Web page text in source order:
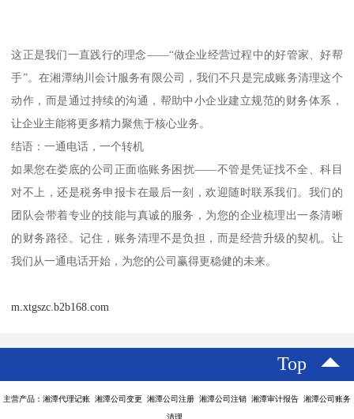
这正是我们一直践行的理念——“做企业经营过程中的好管家、好帮
手”。在湘潭纳川会计服务有限公司，我们不只是完成账务清理这个
动作，而是通过持续的沟通，帮助中小企业建立规范的财务体系，
让企业主能将更多精力聚焦于核心业务。
结语：一通电话，一个转机
如果您在娄底的公司正面临账务困扰——不管是凭证找不全、科目
对不上，还是税务申报卡在最后一刻，欢迎随时联系我们。我们的
团队会带着专业的技能与真诚的服务，为您的企业梳理出一条清晰
的财务路径。记住，账务清理不是负担，而是经营升级的契机。让
我们从一通电话开始，为您的公司赢得更稳健的未来。
m.xtgszc.b2b168.com
Top
主营产品：湘潭代理记账 湘潭公司变更 湘潭公司注册 湘潭公司注销 湘潭审计报告 湘潭公司账务